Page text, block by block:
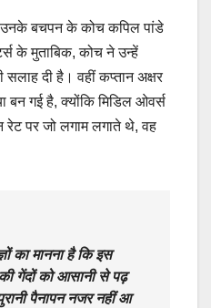
उनके बचपन के कोच कपिल पांडे
के मुताबिक, कोच ने उन्हें
दी है। वहीं कप्तान अक्षर
बन गई है, क्योंकि मिडिल ओवर्स
पर जो लगाम लगाते थे, वह
का मानना है कि इस
गेंदों को आसानी से पढ़
पैनापन नजर नहीं आ